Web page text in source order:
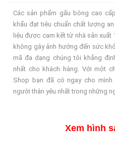
Các sản phẩm gấu bông cao
khẩu đạt tiêu chuẩn chất lượng
liệu được cam kết từ nhà sản
không gây ảnh hướng đến sức
mã đa dạng chúng tôi khẳng
nhất cho khách hàng. Với một
Shop bạn đã có ngay cho
người thân yêu nhất trong những
Xem hình